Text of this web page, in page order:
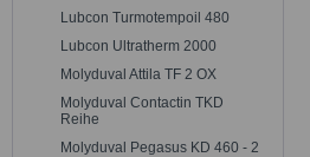
Lubcon Turmotempoil 480
Lubcon Ultratherm 2000
Molyduval Attila TF 2 OX
Molyduval Contactin TKD
Reihe
Molyduval Pegasus KD 460 - 2